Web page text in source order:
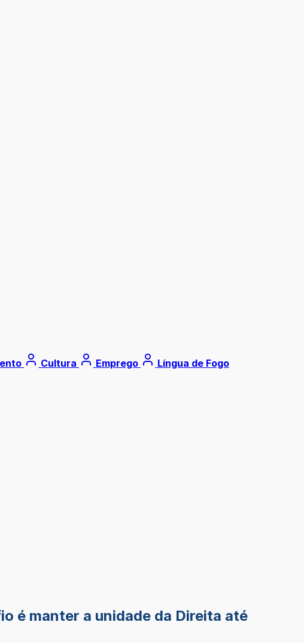
Cultura Emprego Língua de Fogo
é manter a unidade da Direita até